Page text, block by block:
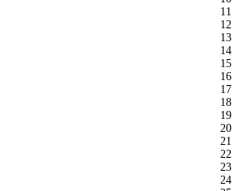
11
12
13
14
15
16
17
18
19
20
21
22
23
24